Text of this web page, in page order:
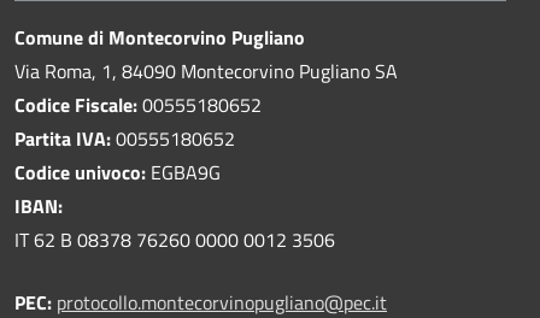
Comune di Montecorvino Pugliano
Via Roma, 1, 84090 Montecorvino Pugliano SA
Codice Fiscale:00555180652
Partita IVA:00555180652
Codice univoco: EGBA9G
IBAN:
IT 62 B 08378 76260 0000 0012 3506
PEC: protocollo.montecorvinopugliano@pec.it